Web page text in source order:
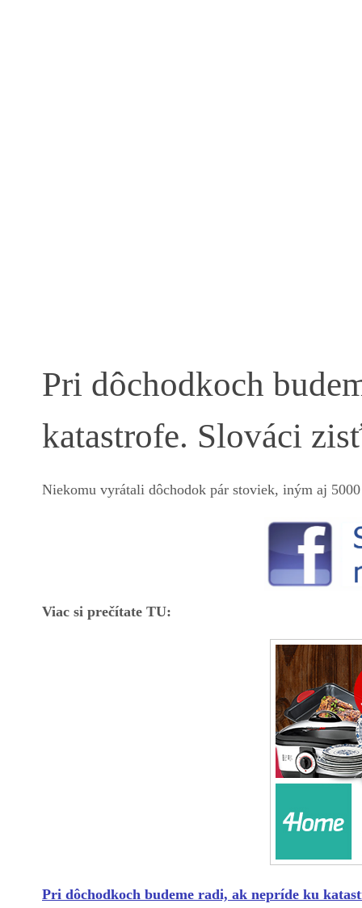
Pri dôchodkoch
katastrofe. Slováci
Niekomu vyrátali dôchodok pár stoviek, iným aj 5000
Viac si prečítate TU:
Pri dôchodkoch budeme radi, ak nepríde ku